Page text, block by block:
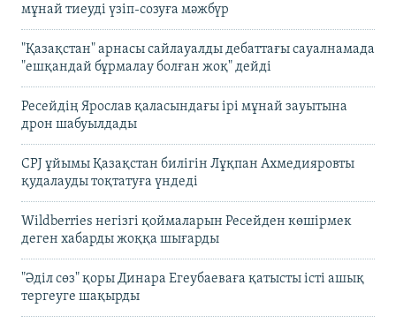
мұнай тиеуді үзіп-созуға мәжбүр
"Қазақстан" арнасы сайлауалды дебаттағы сауалнамада
"ешқандай бұрмалау болған жоқ" дейді
Ресейдің Ярослав қаласындағы ірі мұнай зауытына
дрон шабуылдады
CPJ ұйымы Қазақстан билігін Лұқпан Ахмедияровты
қудалауды тоқтатуға үндеді
Wildberries негізгі қоймаларын Ресейден көшірмек
деген хабарды жоққа шығарды
"Әділ сөз" қоры Динара Егеубаеваға қатысты істі ашық
тергеуге шақырды